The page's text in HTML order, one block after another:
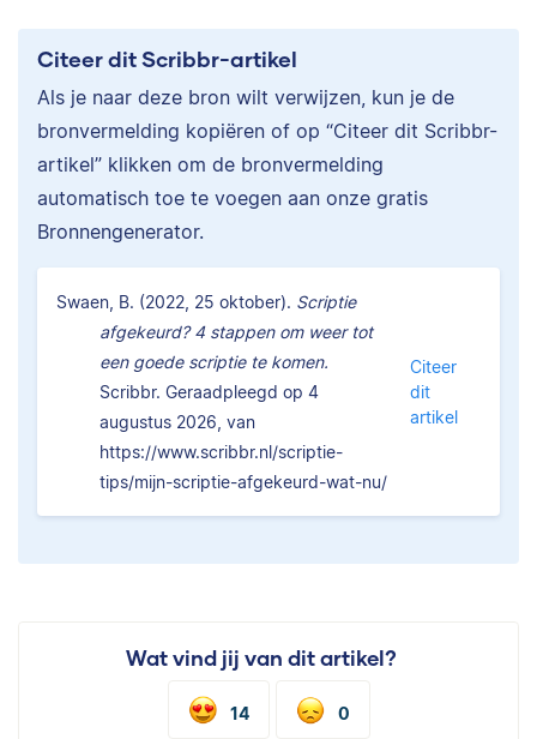
Citeer dit Scribbr-artikel
Als je naar deze bron wilt verwijzen, kun je de
bronvermelding kopiëren of op “Citeer dit Scribbr-
artikel” klikken om de bronvermelding
automatisch toe te voegen aan onze gratis
Bronnengenerator.
Swaen, B. (2022, 25 oktober). Scriptie
afgekeurd? 4 stappen om weer tot
een goede scriptie te komen.
Scribbr. Geraadpleegd op 4
augustus 2026, van
https://www.scribbr.nl/scriptie-
tips/mijn-scriptie-afgekeurd-wat-nu/
Citeer
dit
artikel
Wat vind jij van dit artikel?
14 0